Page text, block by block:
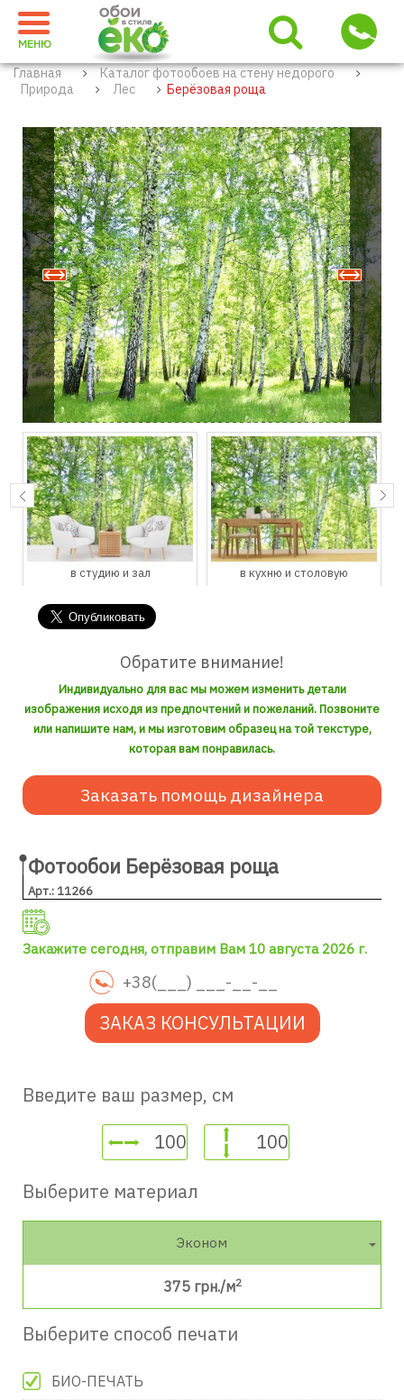
МЕНЮ
Главная
Каталог фотообоев на стену недорого
Природа
Лес Берёзовая роща
в студию и зал в кухню и столовую
Обратите внимание!
Индивидуально для вас мы можем изменить детали
изображения исходя из предпочтений и пожеланий. Позвоните
или напишите нам, и мы изготовим образец на той текстуре,
которая вам понравилась.
Заказать помощь дизайнера
Фотообои Берёзовая роща
Арт.: 11266
Закажите сегодня, отправим Вам 10 августа 2026 г.
ЗАКАЗ КОНСУЛЬТАЦИИ
Введите ваш размер, см
Выберите материал
Эконом
375 грн./м2
Выберите способ печати
БИО-ПЕЧАТЬ